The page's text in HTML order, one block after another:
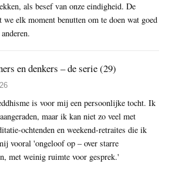
als besef van onze eindigheid. De
elk moment benutten om te doen wat goed
en denkers – de serie (29)
is voor mij een persoonlijke tocht. Ik
maar ik kan niet zo veel met
ochtenden en weekend-retraites die ik
vooral 'ongeloof op – over starre
met weinig ruimte voor gesprek.'